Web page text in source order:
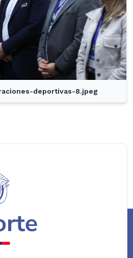
deportivas-8.jpeg